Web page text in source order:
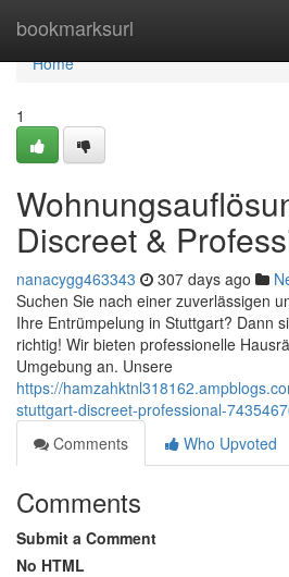
bookmarksurl
Home
Home
1
Discreet &
nanacygg463343 307 days ago
Suchen Sie nach einer zuverlässigen
Ihre Entrümpelung in Stuttgart? Dann
richtig! Wir bieten professionelle
Umgebung an. Unsere
https://
stuttgart-discreet-professional-
Comments
Who Upvoted
Comments
Submit a Comment
No HTML